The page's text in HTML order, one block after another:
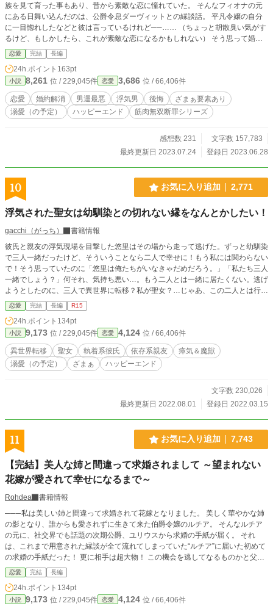
族を見て育った事もあり、昔から素敵な恋に憧れていた。 そんなフィオナの元
にある日舞い込んだのは、公爵令息ダーヴィットとの縁談話。 平凡令嬢の自分
に一目惚れしたなどと彼は言っているけれど──…… （ちょっと胡散臭い気がす
るけど、もしかしたら、これが素敵な恋になるかもしれない） そう思って婚約
することにしたフィオナ。 けれど、そんなある日、ダーヴィットが自分のこと
を『便利な女』だと仲間内で嘲笑っている所を聞いてしまう。 （違う！ 私の素
敵な恋の相手はこの人じゃない！） 色々と我慢出来なくなったフィオナは婚約
解消を願い出ることにした。 しかし───…… ✿“つまらない女”と棄てられた地
味令嬢、拾われた先で大切にされています ～後悔？ するならご勝手に～ ──こ
ちらの主人公の娘の話です。 ✿“可愛げがない女”と蔑まれ続けた能面令嬢、逃げ
出した先で幸せを見つけます ～今更、後悔ですか？～ ──こちらの主人公の孫の
ると、 この家系の血筋による最初の男運の悪さがよく分かります。
恋愛 完結 長編
24h.ポイント 163pt
小説 8,261 位 / 229,045件 恋愛 3,686 位 / 66,406件
恋愛 婚約解消 男運最悪 浮気男 後悔
ざまぁ要素あり
溺愛（の予定）
ハッピーエンド 筋肉無双断罪シリーズ
感想数 231
文字数 157,783
最終更新日 2023.07.24
登録日 2023.06.28
10 お気に入り追加 2,771
浮気された聖女は幼馴染との切れない縁をなんとかしたい！
gacchi（がっち）
書籍情報
彼氏と親友の浮気現場を目撃した悠里はその場から走って逃げた。ずっと幼馴染
で三人一緒だったけど、そういうことなら二人で幸せに！もう私には関わらない
で！そう思っていたのに「悠里は俺たちがいなきゃだめだろう。」「私たち三人
一緒でしょう？」何それ、気持ち悪い…。もう二人とは一緒に居たくない。逃げ
ようとしたのに、三人で異世界に転移？私が聖女？…じゃあ、この二人とは行動
を別にしてもらっていいですか？番外編は未定
恋愛 完結 長編 R15
24h.ポイント 134pt
小説 9,173 位 / 229,045件 恋愛 4,124 位 / 66,406件
異世界転移 聖女 執着系彼氏 依存系親友
瘴気＆魔獣
溺愛（の予定）
ざまぁ ハッピーエンド
文字数 230,026
最終更新日 2022.08.01
登録日 2022.03.15
11 お気に入り追加 7,743
【完結】美人な姉と間違って求婚されまして ～望まれない
花嫁が愛されて幸せになるまで～
Rohdea
書籍情報
───私は美しい姉と間違って求婚されて花嫁となりました。 美しく華やかな姉
の影となり、誰からも愛されずに生きて来た伯爵令嬢のルチア。 そんなルチア
の元に、社交界でも話題の次期公爵、ユリウスから求婚の手紙が届く。 それ
は、これまで用意された縁談が全て流れてしまっていた“ルチア”に届いた初めて
の求婚の手紙だった！ 更に相手は超大物！ この機会を逃してなるものかと父親
は結婚を即快諾し、あれよあれよとルチアは彼の元に嫁ぐ事に。 しかし……
「……君は誰だ？」 嫁ぎ先で初めて顔を合わせたユリウスに開口一番にそう言
われてしまったルチア。 旦那様となったユリウスが結婚相手に望んでいたの
は、 実はルチアではなく美しくも華やかな姉……リデルだった───
恋愛 完結 長編
24h.ポイント 134pt
小説 9,173 位 / 229,045件 恋愛 4,124 位 / 66,406件